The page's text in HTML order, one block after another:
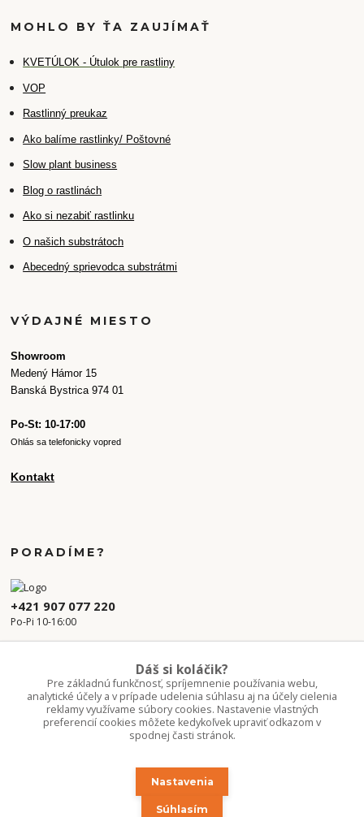
MOHLO BY ŤA ZAUJÍMAŤ
KVETÚLOK - Útulok pre rastliny
VOP
Rastlinný preukaz
Ako balíme rastlinky/ Poštovné
Slow plant business
Blog o rastlinách
Ako si nezabiť rastlinku
O našich substrátoch
Abecedný sprievodca substrátmi
VÝDAJNÉ MIESTO
Showroom
Medený Hámor 15
Banská Bystrica 974 01
Po-St: 10-17:00
Ohlás sa telefonicky vopred
Kontakt
PORADÍME?
+421 907 077 220
Po-Pi 10-16:00
Upravit sběr cookies.
Dáš si koláčik?
Pre základnú funkčnosť, spríjemnenie používania webu,
analytické účely a v prípade udelenia súhlasu aj na účely cielenia
reklamy využívame súbory cookies. Nastavenie vlastných
preferencií cookies môžete kedykoľvek upraviť odkazom v
spodnej časti stránok.
Nastavenia
Súhlasím